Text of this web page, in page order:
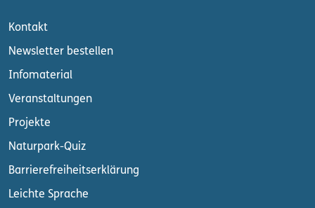
Kontakt
Newsletter bestellen
Infomaterial
Veranstaltungen
Projekte
Naturpark-Quiz
Barrierefreiheitserklärung
Leichte Sprache